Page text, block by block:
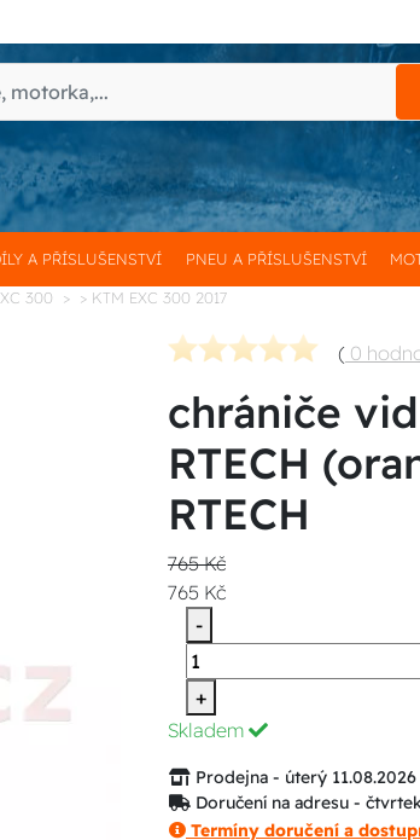
A PŘÍSLUŠENSTVÍ PNEU A PŘÍSLUŠENSTVÍ
300 > KTM EXC 300 2017
( 0
chrániče
RTECH
RTECH
765 Kč
765 Kč
-
+
Skladem
Prodejna - úterý 11.08.2026
Doručení na adresu -
Termíny doručení a